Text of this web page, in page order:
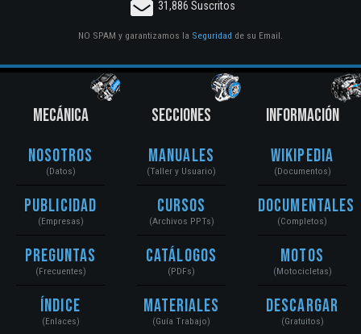
31,886 Suscritos
NO SPAM y garantizamos la Seguridad de su Email.
MECÁNICA
Nosotros
(Datos)
Publicidad
(Empresas)
Preguntas
(Frecuentes)
Índice
(Enlaces)
SECCIONES
Manuales
(Taller y Usuario)
Cursos
(Archivos PPTs)
Catálogos
(PDFs)
Materiales
(Guía Trabajo)
INFORMACIÓN
Wikipedia
(Documentos)
Documentales
(Completos)
Motos
(Motocicletas)
Descargar
(Gratuitos)